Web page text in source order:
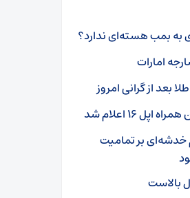
به بمب هسته‌ای ندارد؟
امارات
از گرانی امروز
۱۶ اعلام شد
خدشه‌ای بر تمامیت
بالاست